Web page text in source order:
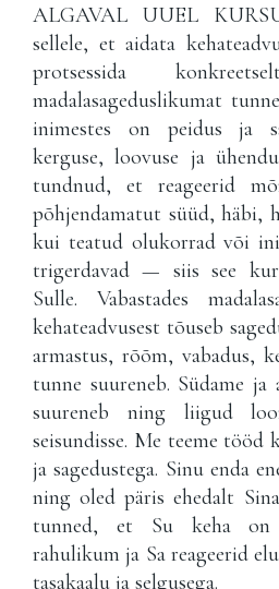
ALGAVAL UUEL
sellele, et aidata
protsessida
madalasageduslikumat
inimestes on peidus ja
kerguse, loovuse ja
tundnud, et reageerid
põhjendamatut süüd, häbi,
kui teatud olukorrad või
trigerdavad — siis see
Sulle. Vabastades
kehateadvusest tõuseb
armastus, rõõm, vabadus,
tunne suureneb. Südame
suureneb ning liigud
seisundisse. Me teeme tööd
ja sagedustega. Sinu enda
ning oled päris ehedalt
tunned, et Su keha on
rahulikum ja Sa reageerid
tasakaalu ja selgusega.